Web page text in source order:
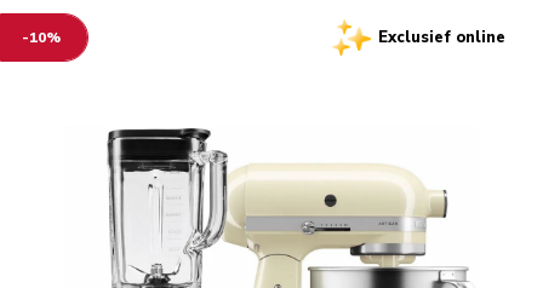
-10% Exclusief online